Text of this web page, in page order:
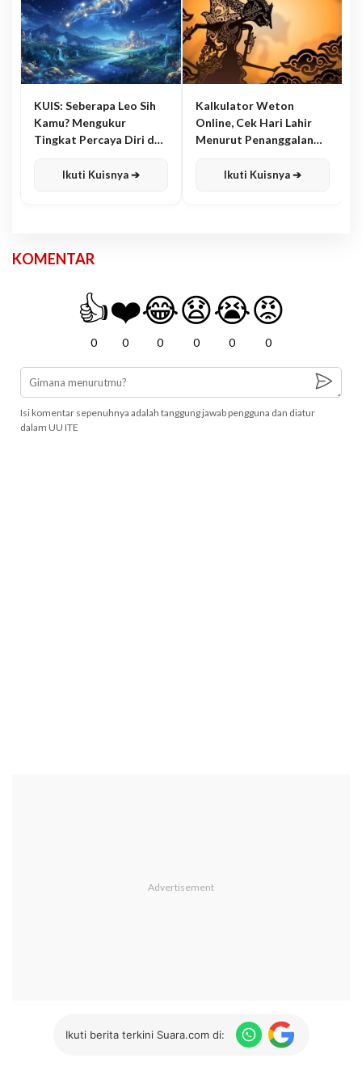
KUIS: Seberapa Leo Sih
Kamu? Mengukur
Tingkat Percaya Diri dan
Ikuti Kuisnya ➔
Kalkulator Weton
Online, Cek Hari Lahir
Menurut Penanggalan
Ikuti Kuisnya ➔
KOMENTAR
👍
0
❤️
0
😂
0
😧
0
😭
0
😡
0
Isi komentar sepenuhnya adalah tanggung jawab pengguna dan diatur
dalam UU ITE
Ikuti berita terkini Suara.com di: